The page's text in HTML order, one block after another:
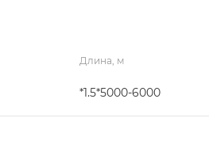
Длина, м
*1.5*5000-6000